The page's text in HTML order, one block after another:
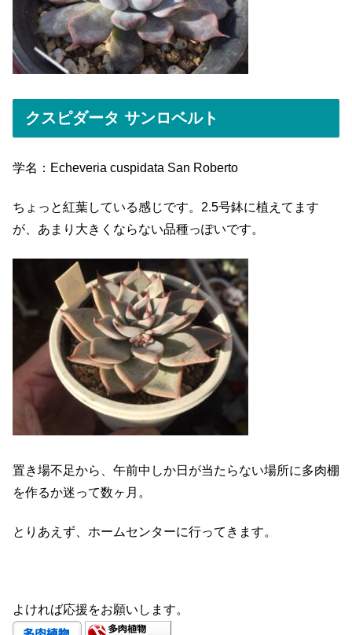
クスピダータ サンロベルト
学名：Echeveria cuspidata San Roberto
ちょっと紅葉している感じです。2.5号鉢に植えてます
が、あまり大きくならない品種っぽいです。
置き場不足から、午前中しか日が当たらない場所に多肉棚
を作るか迷って数ヶ月。
とりあえず、ホームセンターに行ってきます。
よければ応援をお願いします。